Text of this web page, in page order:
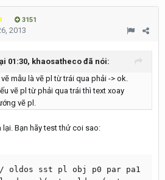
3151
2013
01:30, khaosatheco đã nói:
mẫu là vẽ pl từ trái qua phải -> ok.
vẽ pl từ phải qua trái thì text xoay
vẽ pl.
Bạn hãy test thử coi sao:
oldos sst pl obj p0 par pa1